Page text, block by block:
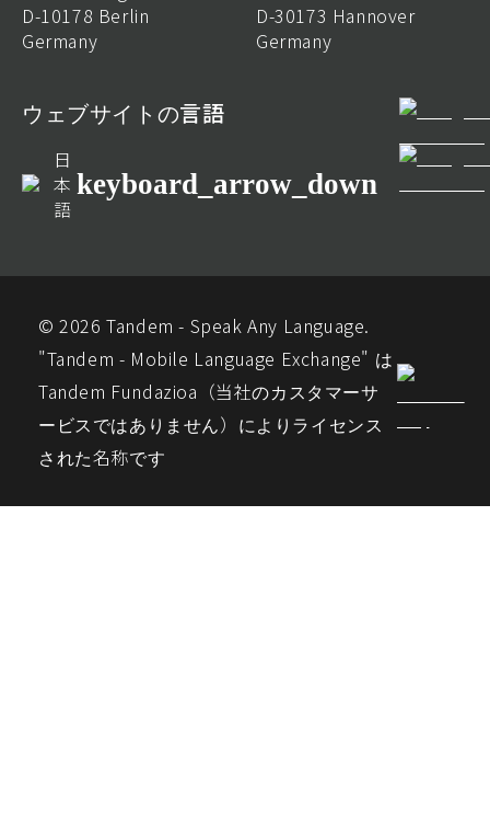
D-10178 Berlin
Germany
D-30173 Hannover
Germany
ウェブサイトの言語
日
本
語
keyboard_arrow_down
© 2026 Tandem - Speak Any Language.
"Tandem - Mobile Language Exchange" は
Tandem Fundazioa（当社のカスタマーサ
ービスではありません）によりライセンス
された名称です